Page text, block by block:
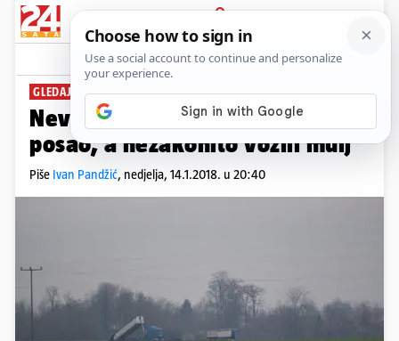
PRIJAVA
News Komentari
GLEDAJU IM KROZ PRSTE?
Nevjerojatan kraj: Nisu izgubili
posao, a nezakonito vozili mulj
Piše Ivan Pandžić, nedjelja, 14.1.2018. u 20:40